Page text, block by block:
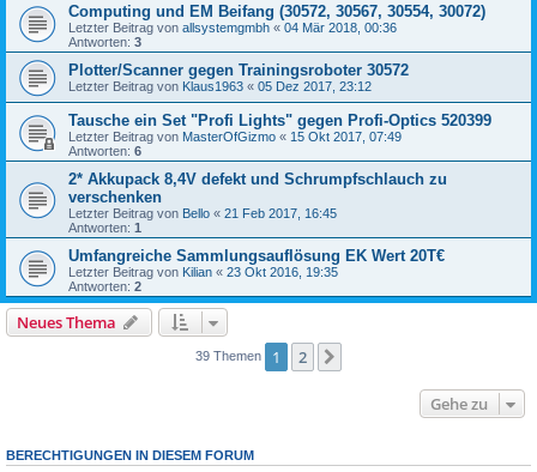
Computing und EM Beifang (30572, 30567, 30554, 30072)
Letzter Beitrag von allsystemgmbh « 04 Mär 2018, 00:36
Antworten: 3
Plotter/Scanner gegen Trainingsroboter 30572
Letzter Beitrag von Klaus1963 « 05 Dez 2017, 23:12
Tausche ein Set "Profi Lights" gegen Profi-Optics 520399
Letzter Beitrag von MasterOfGizmo « 15 Okt 2017, 07:49
Antworten: 6
2* Akkupack 8,4V defekt und Schrumpfschlauch zu
verschenken
Letzter Beitrag von Bello « 21 Feb 2017, 16:45
Antworten: 1
Umfangreiche Sammlungsauflösung EK Wert 20T€
Letzter Beitrag von Kilian « 23 Okt 2016, 19:35
Antworten: 2
Neues Thema
39 Themen 1 2
Gehe zu
BERECHTIGUNGEN IN DIESEM FORUM